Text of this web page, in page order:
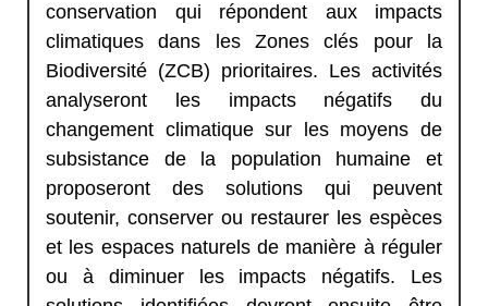
conservation qui répondent aux impacts
climatiques dans les Zones clés pour la
Biodiversité (ZCB) prioritaires. Les activités
analyseront les impacts négatifs du
changement climatique sur les moyens de
subsistance de la population humaine et
proposeront des solutions qui peuvent
soutenir, conserver ou restaurer les espèces
et les espaces naturels de manière à réguler
ou à diminuer les impacts négatifs. Les